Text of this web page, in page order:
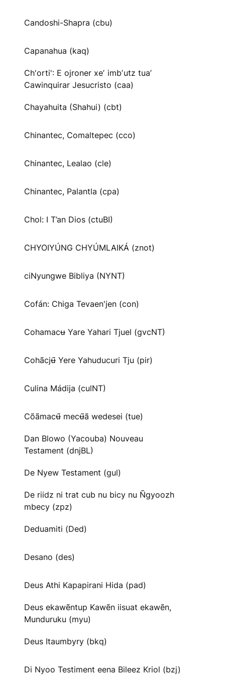
Candoshi-Shapra (cbu)
Capanahua (kaq)
Ch'orti': E ojroner xeʼ imbʼutz tuaʼ
Cawinquirar Jesucristo (caa)
Chayahuita (Shahui) (cbt)
Chinantec, Comaltepec (cco)
Chinantec, Lealao (cle)
Chinantec, Palantla (cpa)
Chol: I T’an Dios (ctuBI)
CHYOIYÚNG CHYÚMLAIKÁ (znot)
ciNyungwe Bibliya (NYNT)
Cofán: Chiga Tevaen'jen (con)
Cohamacʉ Yare Yahari Tjuel (gvcNT)
Cohãcjʉ̃ Yere Yahuducuri Tju (pir)
Culina Mádija (culNT)
Cõãmacʉ̃ mecʉ̃ã wedesei (tue)
Dan Blowo (Yacouba) Nouveau
Testament (dnjBL)
De Nyew Testament (gul)
De riidz ni trat cub nu bicy nu Ñgyoozh
mbecy (zpz)
Deduamiti (Ded)
Desano (des)
Deus Athi Kapapirani Hida (pad)
Deus ekawẽntup Kawẽn iisuat ekawẽn,
Munduruku (myu)
Deus Itaumbyry (bkq)
Di Nyoo Testiment eena Bileez Kriol (bzj)